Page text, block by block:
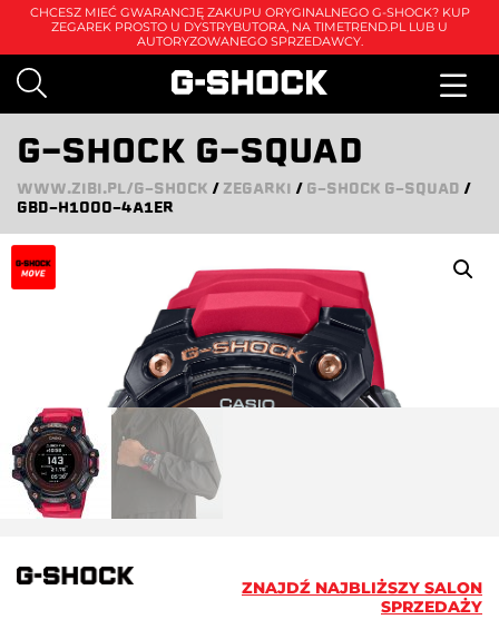
CHCESZ MIEĆ GWARANCJĘ ZAKUPU ORYGINALNEGO G-SHOCK? KUP
ZEGAREK PROSTO U DYSTRYBUTORA, NA TIMETREND.PL LUB U
AUTORYZOWANEGO SPRZEDAWCY.
G-SHOCK G-SQUAD
WWW.ZIBI.PL/G-SHOCK / ZEGARKI / G-SHOCK G-SQUAD /
GBD-H1000-4A1ER
ZNAJDŹ NAJBLIŻSZY SALON
SPRZEDAŻY